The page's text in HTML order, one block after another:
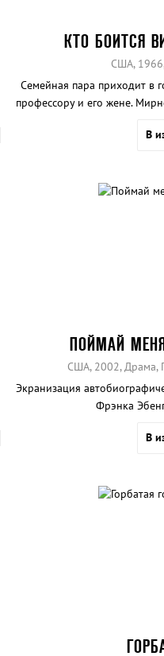
КТО БОИТСЯ
США,
Семейная пара приходит в
профессору и его жене.
В
ПОЙМАЙ
США, 2002, Драма,
Экранизация
Фрэнка
В